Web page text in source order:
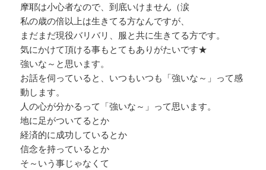
摩耶は小心者なので、到底いけません（涙
私の歳の倍以上は生きてる方なんですが、
まだまだ現役バリバリ、服と共に生きてる方です。
気にかけて頂ける事もとてもありがたいです★
強いな～と思います。
お話を伺っていると、いつもいつも「強いな～」って感
動します。
人の心が分かるって「強いな～」って思います。
地に足がついてるとか
経済的に成功しているとか
信念を持っているとか
そ～いう事じゃなくて